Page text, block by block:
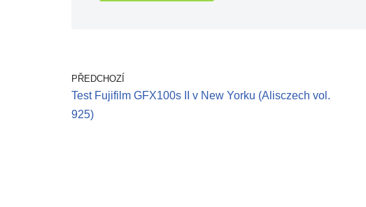
PŘEDCHOZÍ
Test Fujifilm GFX100s II v New Yorku (Alisczech vol.
925)